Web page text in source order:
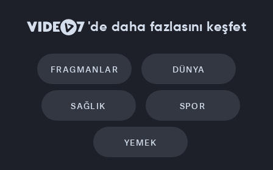
'de daha fazlasını keşfet
FRAGMANLAR DÜNYA
SAĞLIK SPOR
YEMEK